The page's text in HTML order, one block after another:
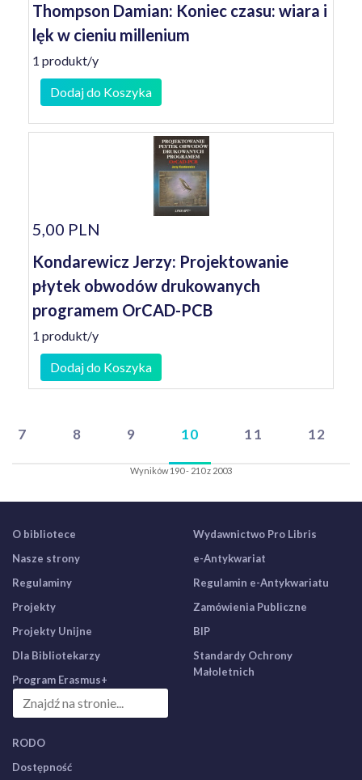
Thompson Damian: Koniec czasu: wiara i
lęk w cieniu millenium
1 produkt/y
Dodaj do Koszyka
5,00 PLN
Kondarewicz Jerzy: Projektowanie
płytek obwodów drukowanych
programem OrCAD-PCB
1 produkt/y
Dodaj do Koszyka
7 8 9 10 11 12
Wyników 190 - 210 z 2003
O bibliotece
Nasze strony
Regulaminy
Projekty
Projekty Unijne
Dla Bibliotekarzy
Program Erasmus+
Wydawnictwo Pro Libris
e-Antykwariat
Regulamin e-Antykwariatu
Zamówienia Publiczne
BIP
Standardy Ochrony
Małoletnich
RODO
Dostępność